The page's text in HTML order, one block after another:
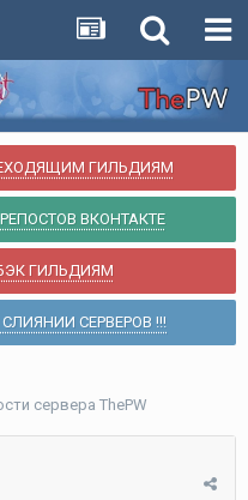
ГИЛЬДИЯМ
ВКОНТАКТЕ
ГИЛЬДИЯМ
СЕРВЕРОВ !!!
сервера ThePW